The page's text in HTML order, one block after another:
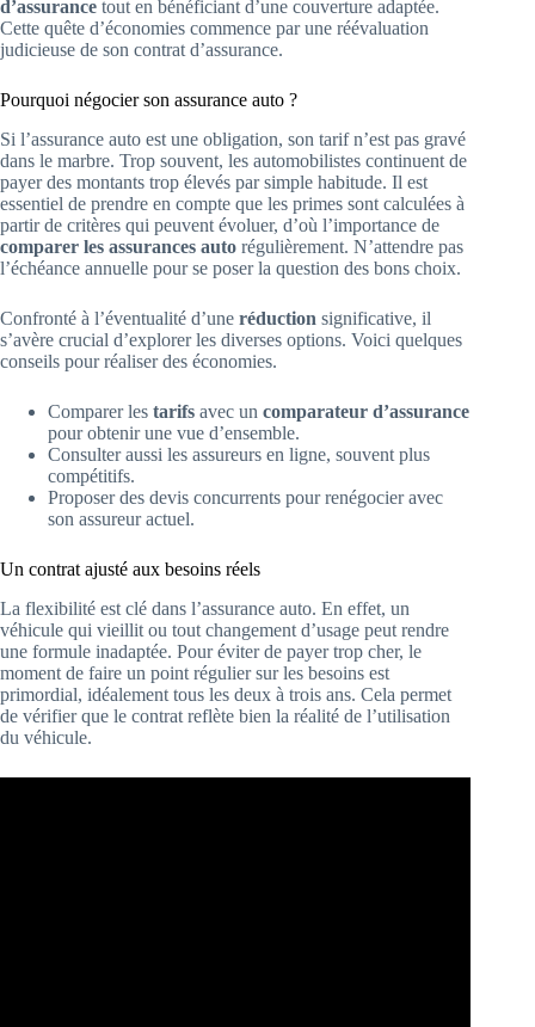
d’assurance tout en bénéficiant d’une couverture adaptée.
Cette quête d’économies commence par une réévaluation
judicieuse de son contrat d’assurance.
Pourquoi négocier son assurance auto ?
Si l’assurance auto est une obligation, son tarif n’est pas gravé
dans le marbre. Trop souvent, les automobilistes continuent de
payer des montants trop élevés par simple habitude. Il est
essentiel de prendre en compte que les primes sont calculées à
partir de critères qui peuvent évoluer, d’où l’importance de
comparer les assurances auto régulièrement. N’attendre pas
l’échéance annuelle pour se poser la question des bons choix.
Confronté à l’éventualité d’une réduction significative, il
s’avère crucial d’explorer les diverses options. Voici quelques
conseils pour réaliser des économies.
Comparer les tarifs avec un comparateur d’assurance
pour obtenir une vue d’ensemble.
Consulter aussi les assureurs en ligne, souvent plus
compétitifs.
Proposer des devis concurrents pour renégocier avec
son assureur actuel.
Un contrat ajusté aux besoins réels
La flexibilité est clé dans l’assurance auto. En effet, un
véhicule qui vieillit ou tout changement d’usage peut rendre
une formule inadaptée. Pour éviter de payer trop cher, le
moment de faire un point régulier sur les besoins est
primordial, idéalement tous les deux à trois ans. Cela permet
de vérifier que le contrat reflète bien la réalité de l’utilisation
du véhicule.